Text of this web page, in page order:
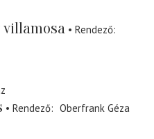
villamosa
Rendező
Rendező
Oberfrank Géza